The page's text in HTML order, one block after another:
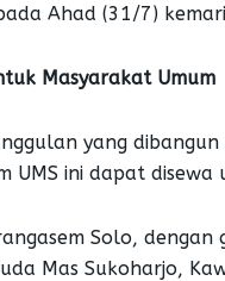
Ahad (31/7)
Masyarakat Umum
yang
UMS ini dapat
Solo,
Mas Sukoharjo,